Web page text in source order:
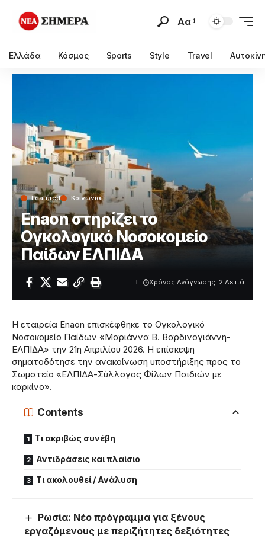
Αα
Ελλάδα Κόσμος Sports Style Travel
Featured Κοινωνία
Enaon στηρίζει το
Ογκολογικό Νοσοκομείο
Παίδων ΕΛΠΙΔΑ
Χρόνος Ανάγνωσης: 2 Λεπτά
Η εταιρεία En­aon επισκέφθηκε το Ογκολογικό
Νοσοκομείο Παίδων «Μαριάννα Β. Βαρδινογιάννη-
ΕΛΠΙΔΑ» την 21η Απριλίου 2026. Η επίσκεψη
σηματοδότησε την ανακοίνωση υποστήριξης προς το
Σωματείο «ΕΛΠΙΔΑ-Σύλλογος Φίλων Παιδιών με
καρκίνο».
Contents
Τι ακριβώς συνέβη
Αντιδράσεις και πλαίσιο
Τι ακολουθεί / Ανάλυση
Ρωσία: Νέο πρόγραμμα για ξένους
εργαζόμενους με περιζήτητες δεξιότητες